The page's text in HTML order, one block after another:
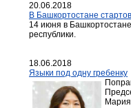
20.06.2018
В Башкортостане
14 июня в
республики.
18.06.2018
Языки под одну гребенку